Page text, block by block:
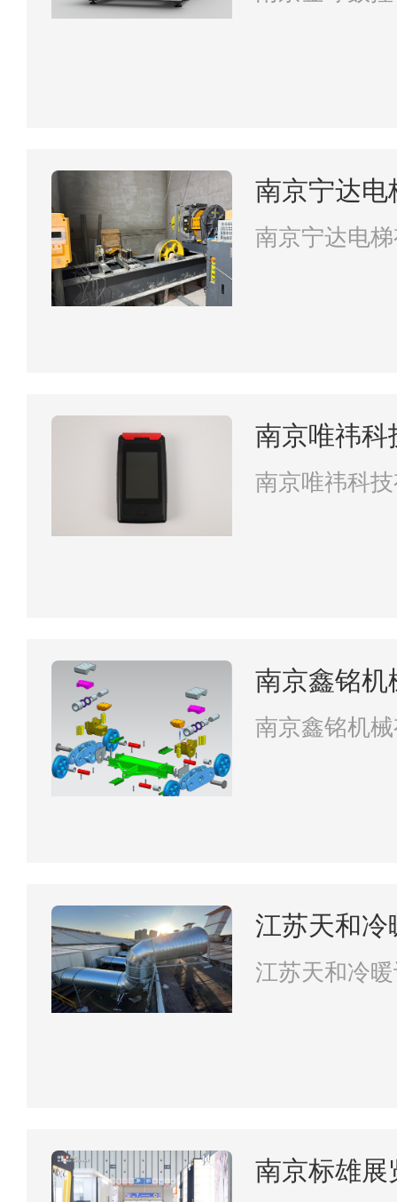
南京宁达电
南京宁达电
南京唯祎科
南京唯祎科
南京鑫铭机
南京鑫铭机
江苏天和冷
限公司
江苏天和冷
南京标雄展